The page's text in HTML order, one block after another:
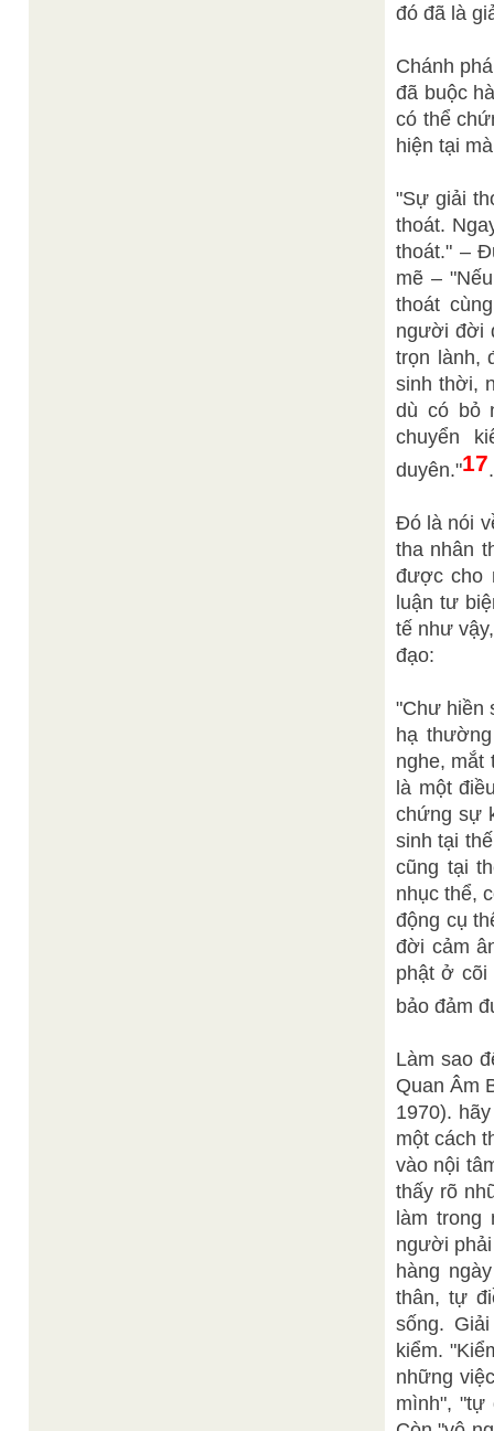
đó đã là
Chánh
đã buộc
có thể
hiện tại
"Sự giải
thoát.
thoát." –
mẽ –
thoát
người đời
trọn lành,
sinh thời,
dù có bỏ
chuyển
duyên."17.
Đó là nói
tha nhân
được cho
luận tư
tế như
đạo:
"Chư hiền
hạ
nghe, mắt
là một
chứng sự
sinh tại
cũng tại
nhục thể,
động cụ
đời cảm
phật ở cõi
bảo đảm
Làm sao
Quan Âm
1970).
một cách
vào nội
thấy rõ
làm
người
hàng
thân, tự
sống.
kiểm.
những
mình", "tự